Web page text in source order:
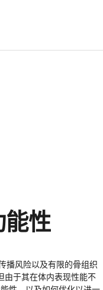
性
播风险以及有限的骨组织
由于其在体内表现性能不